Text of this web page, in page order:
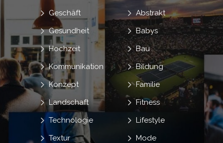
Abstrakt
Babys
Bau
Bildung
Familie
Fitness
Geschäft
Gesundheit
Hochzeit
Kommunikation
Konzept
Landschaft
Lifestyle
Mode
Technologie
Textur